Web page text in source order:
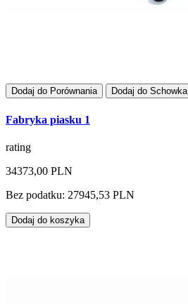
Dodaj do Porównania Dodaj do Schowka
Fabryka piasku 1
rating
34373,00 PLN
Bez podatku: 27945,53 PLN
Dodaj do koszyka